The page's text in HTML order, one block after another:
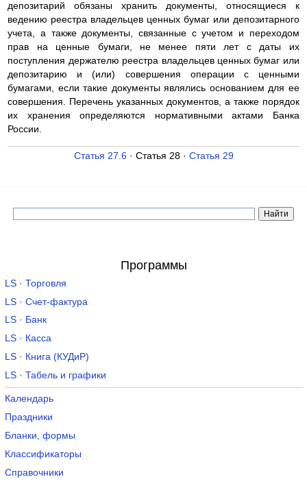
депозитарий обязаны хранить документы, относящиеся к
ведению реестра владельцев ценных бумаг или депозитарного
учета, а также документы, связанные с учетом и переходом
прав на ценные бумаги, не менее пяти лет с даты их
поступления держателю реестра владельцев ценных бумаг или
депозитарию и (или) совершения операции с ценными
бумагами, если такие документы являлись основанием для ее
совершения. Перечень указанных документов, а также порядок
их хранения определяются нормативными актами Банка
России.
Статья 27.6· Статья 28 · Статья 29
Программы
LS · Торговля
LS · Счет-фактура
LS · Банк
LS · Касса
LS · Книга (КУДиР)
LS · Табель и графики
Календарь
Праздники
Бланки, формы
Классификаторы
Справочники